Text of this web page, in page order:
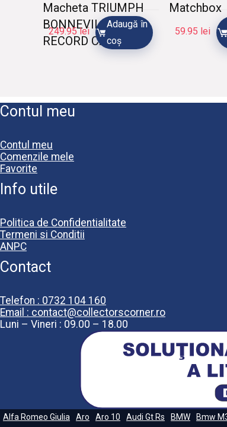
Macheta TRIUMPH
BONNEVILLE
RECORD CAR 1956.
249.95lei
Adaugă în
coș
Matchbox
59.95 lei
Contul meu
Contul meu
Comenzile mele
Favorite
Info utile
Politica de Confidentialitate
Termeni si Conditii
ANPC
Contact
Telefon : 0732 104 160
Email : contact@collectorscorner.ro
Luni – Vineri : 09.00 – 18.00
Alfa Romeo Giulia Aro Aro 10 Audi Gt Rs BMW Bmw